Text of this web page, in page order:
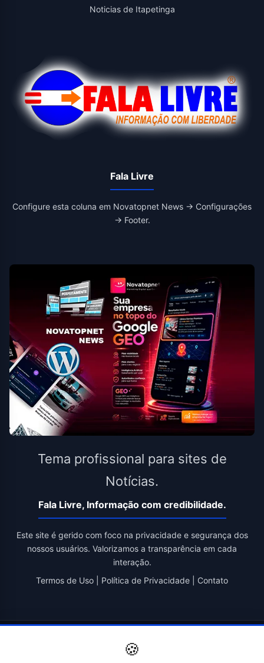
Noticias de Itapetinga
Fala Livre
Configure esta coluna em Novatopnet News → Configurações
→ Footer.
Tema profissional para sites de
Notícias.
Fala Livre, Informação com credibilidade.
Este site é gerido com foco na privacidade e segurança dos
nossos usuários. Valorizamos a transparência em cada
interação.
Termos de Uso
Política de Privacidade Contato
Novatopnet
🍪